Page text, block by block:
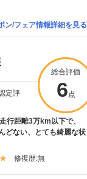
ン/フェア情報詳細を見る
総合評価
6点
定評
行距離3万km以下で、
どない、とても綺麗な状
修復歴:無